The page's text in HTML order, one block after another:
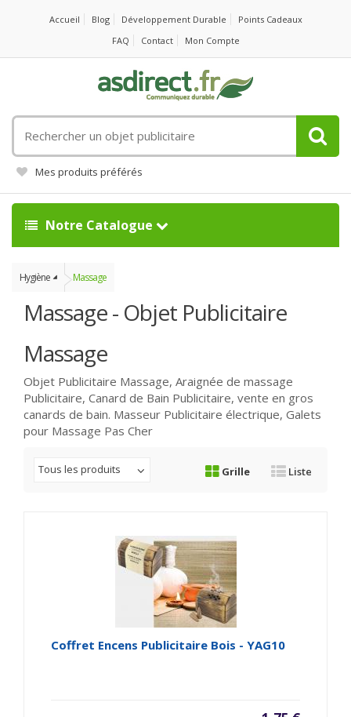
Accueil Blog Développement Durable
Points Cadeaux
FAQ
Contact Mon Compte
un
objet
publicitaire
Mes produits préférés
Notre Catalogue
Hygiène Massage
Massage - Objet Publicitaire
Massage
Objet Publicitaire Massage, Araignée de massage
Publicitaire, Canard de Bain Publicitaire, vente en gros
canards de bain. Masseur Publicitaire électrique, Galets
pour Massage Pas Cher
Tous les produits Grille Liste
Coffret Encens Publicitaire Bois - YAG10